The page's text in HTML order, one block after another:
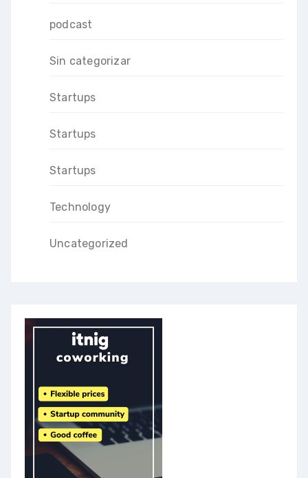
podcast
Sin categorizar
Startups
Startups
Startups
Technology
Uncategorized